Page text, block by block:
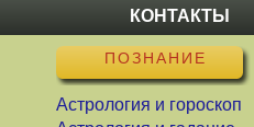
КОНТАКТЫ
ПОЗНАНИЕ
Астрология и гороскоп